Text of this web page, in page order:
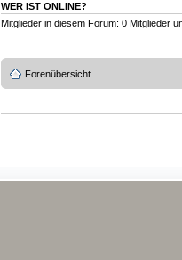
WER IST ONLINE?
Mitglieder in diesem Forum: 0 Mitglieder
Forenübersicht